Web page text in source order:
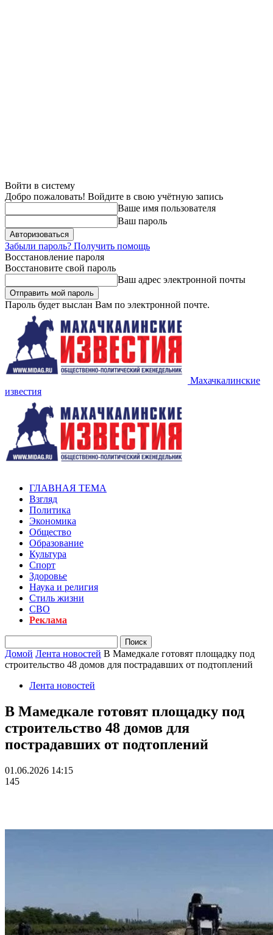
Войти в систему
Добро пожаловать! Войдите в свою учётную запись
Ваше имя пользователя
Ваш пароль
Забыли пароль? Получить помощь
Восстановление пароля
Восстановите свой пароль
Ваш адрес электронной почты
Пароль будет выслан Вам по электронной почте.
Махачкалинские
известия
ГЛАВНАЯ ТЕМА
Взгляд
Политика
Экономика
Общество
Образование
Культура
Спорт
Здоровье
Наука и религия
Стиль жизни
СВО
Реклама
Домой Лента новостей В Мамедкале готовят площадку под
строительство 48 домов для пострадавших от подтоплений
Лента новостей
В Мамедкале готовят площадку под
строительство 48 домов для
пострадавших от подтоплений
01.06.2026 14:15
145